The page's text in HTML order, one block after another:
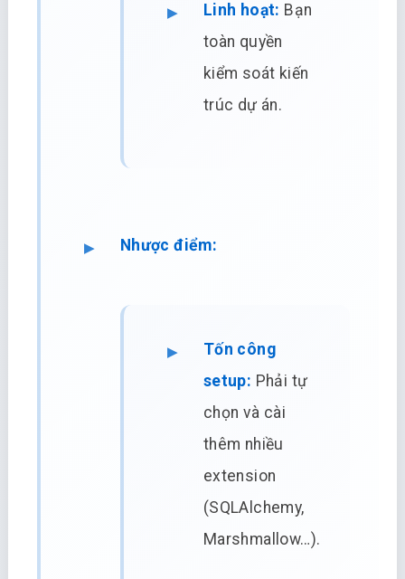
Linh hoạt: Bạn
toàn quyền
kiểm soát kiến
trúc dự án.
Nhược điểm:
Tốn công
setup: Phải tự
chọn và cài
thêm nhiều
extension
(SQLAlchemy,
Marshmallow…).